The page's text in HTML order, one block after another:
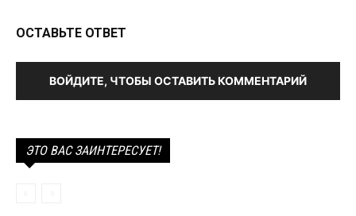
ОСТАВЬТЕ ОТВЕТ
ВОЙДИТЕ, ЧТОБЫ ОСТАВИТЬ КОММЕНТАРИЙ
ЭТО ВАС ЗАИНТЕРЕСУЕТ!